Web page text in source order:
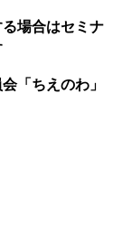
場合はセミナ
「ちえのわ」